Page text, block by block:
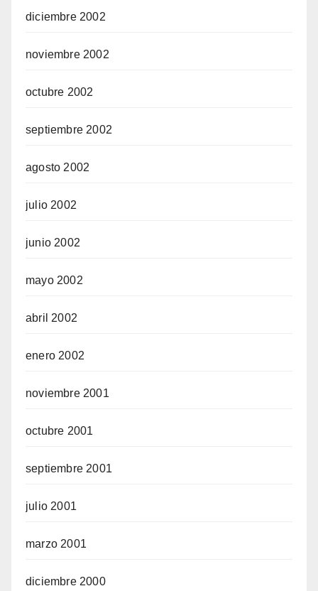
diciembre 2002
noviembre 2002
octubre 2002
septiembre 2002
agosto 2002
julio 2002
junio 2002
mayo 2002
abril 2002
enero 2002
noviembre 2001
octubre 2001
septiembre 2001
julio 2001
marzo 2001
diciembre 2000